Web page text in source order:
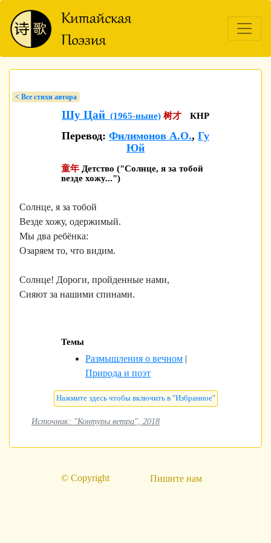
< Bсе стихи автора
Шу Цай (1965-ныне) 树才 КНР
Перевод: Филимонов А.О., Гу
Юй
童年 Детство ("Солнце, я за тобой
везде хожу...")
Солнце, я за тобой
Везде хожу, одержимый.
Мы два ребёнка:
Озаряем то, что видим.
Солнце! Дороги, пройденные нами,
Сияют за нашими спинами.
Темы
Размышления о вечном |
Природа и поэт
Источник: "Контуры ветра", 2018
© Copyright Пишите нам